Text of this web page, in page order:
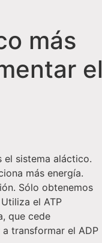
más
el
el sistema aláctico.
más energía.
Sólo obtenemos
el ATP
que cede
transformar el ADP